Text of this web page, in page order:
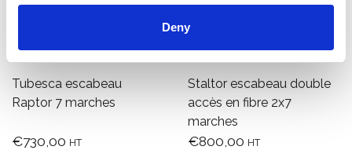
Deny
Tubesca escabeau
Raptor 7 marches
€730,00 HT
Staltor escabeau double
accès en fibre 2x7
marches
€800,00 HT